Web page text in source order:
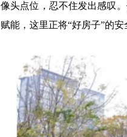
像头点位，忍不住发出感叹
赋能，这里正将“好房子”的